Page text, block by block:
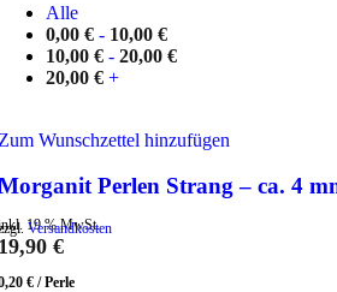
Alle
0,00 € - 10,00 €
10,00 € - 20,00 €
20,00 € +
Wunschzettel hinzufügen
Perlen Strang – ca. 4
19 % MwSt.
Versandkosten
€
€ /Perle